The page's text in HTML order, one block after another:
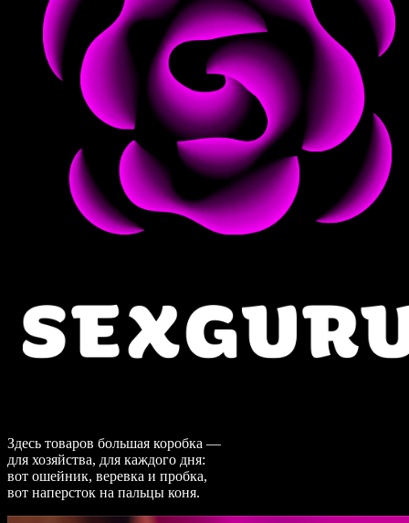
Здесь товаров большая коробка —
для хозяйства, для каждого дня:
вот ошейник, веревка и пробка,
вот наперсток на пальцы коня.